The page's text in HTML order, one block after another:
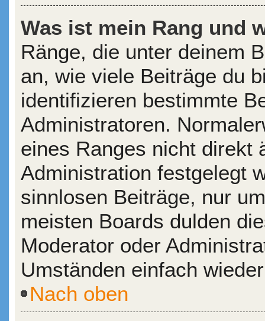
Was ist mein Rang und
Ränge, die unter deinem
an, wie viele Beiträge du
identifizieren bestimmte
Administratoren.
eines Ranges nicht direkt
Administration festgelegt
sinnlosen Beiträge, nur
meisten Boards dulden
Moderator oder
Umständen einfach
Nach oben